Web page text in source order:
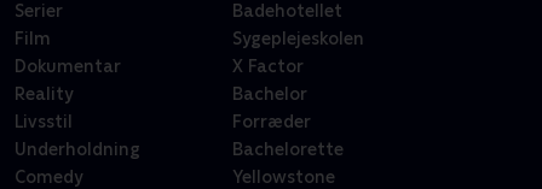
Serier
Film
Dokumentar
Reality
Livsstil
Underholdning
Comedy
Badehotellet
Sygeplejeskolen
X Factor
Bachelor
Forræder
Bachelorette
Yellowstone